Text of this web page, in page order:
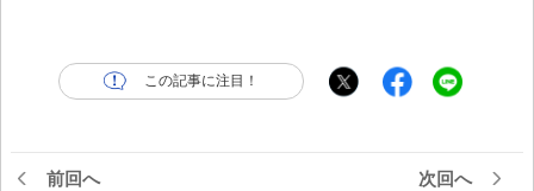
この記事に注目！
前回へ 次回へ